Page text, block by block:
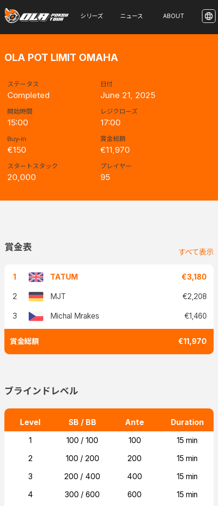
シリーズ ニュース ABOUT
OLA POT LIMIT OMAHA
ステータス
Completed
日付
June 21, 2025
開始時間
15:00
レジクローズ
17:00
Buy-in
€150
賞金総額
€11,970
スタートスタック
20,000
プレイヤー
95
賞金表 すべて表示
1 TATUM €3,180
2 MJT €2,208
3 Michal Mrakes €1,460
賞金総額 €11,970
ブラインドレベル
Level SB / BB Ante
Duration
1
100 / 100 100
15 min
2
100 / 200 200
15 min
3
200 / 400 400
15 min
4
300 / 600 600
15 min